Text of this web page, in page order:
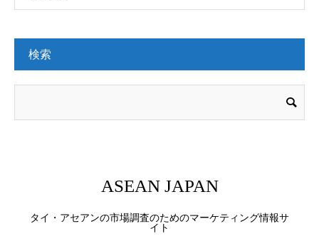
検索
ASEAN JAPAN
タイ・アセアンの市場調査のためのマーケティング情報サ
イト